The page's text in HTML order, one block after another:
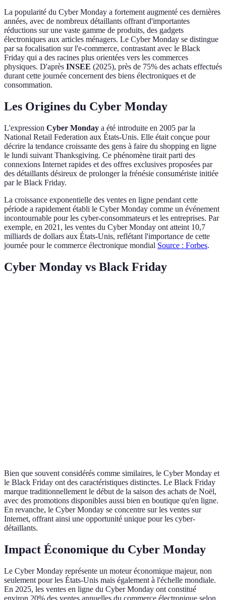
La popularité du Cyber Monday a fortement augmenté ces dernières
années, avec de nombreux détaillants offrant d'importantes
réductions sur une vaste gamme de produits, des gadgets
électroniques aux articles ménagers. Le Cyber Monday se distingue
par sa focalisation sur l'e-commerce, contrastant avec le Black
Friday qui a des racines plus orientées vers les commerces
physiques. D'après INSEE (2025), près de 75% des achats effectués
durant cette journée concernent des biens électroniques et de
consommation.
Les Origines du Cyber Monday
L'expression Cyber Monday a été introduite en 2005 par la
National Retail Federation aux États-Unis. Elle était conçue pour
décrire la tendance croissante des gens à faire du shopping en ligne
le lundi suivant Thanksgiving. Ce phénomène tirait parti des
connexions Internet rapides et des offres exclusives proposées par
des détaillants désireux de prolonger la frénésie consumériste initiée
par le Black Friday.
La croissance exponentielle des ventes en ligne pendant cette
période a rapidement établi le Cyber Monday comme un événement
incontournable pour les cyber-consommateurs et les entreprises. Par
exemple, en 2021, les ventes du Cyber Monday ont atteint 10,7
milliards de dollars aux États-Unis, reflétant l'importance de cette
journée pour le commerce électronique mondial Source : Forbes.
Cyber Monday vs Black Friday
Bien que souvent considérés comme similaires, le Cyber Monday et
le Black Friday ont des caractéristiques distinctes. Le Black Friday
marque traditionnellement le début de la saison des achats de Noël,
avec des promotions disponibles aussi bien en boutique qu'en ligne.
En revanche, le Cyber Monday se concentre sur les ventes sur
Internet, offrant ainsi une opportunité unique pour les cyber-
détaillants.
Impact Économique du Cyber Monday
Le Cyber Monday représente un moteur économique majeur, non
seulement pour les États-Unis mais également à l'échelle mondiale.
En 2025, les ventes en ligne du Cyber Monday ont constitué
environ 20% des ventes annuelles du commerce électronique selon